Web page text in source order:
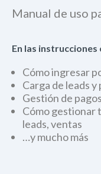
Manual de uso
En las
Cómo ingresar
Carga de leads y
Gestión de pagos
Cómo gestionar
leads, ventas
…y mucho más